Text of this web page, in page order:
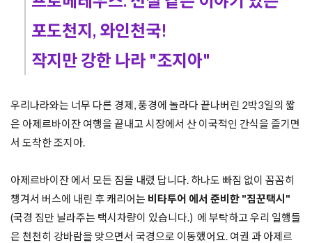
포도천지, 와인천국!
작지만 강한 나라 "조지아"
우리나라와는 너무 다른 경제, 풍경에 놀라다 끝나버린 2박3일의 짧
은 아제르바이잔 여행을 끝내고 시장에서 산 이국적인 간식을 즐기면
서 도착한 조지아.
아제르바이잔 에서 모든 짐을 내렸 답니다. 하나도 빠짐 없이 꼼꼼히
챙겨서 버스에 내린 후 캐리어는
(국경 짐만 날라주는 택시차량이 있습니다.)  에 부탁하고 우리 일행들
은 천천히 강바람을 맞으면서 국경으로 이동했어요. 여권 과 아제르